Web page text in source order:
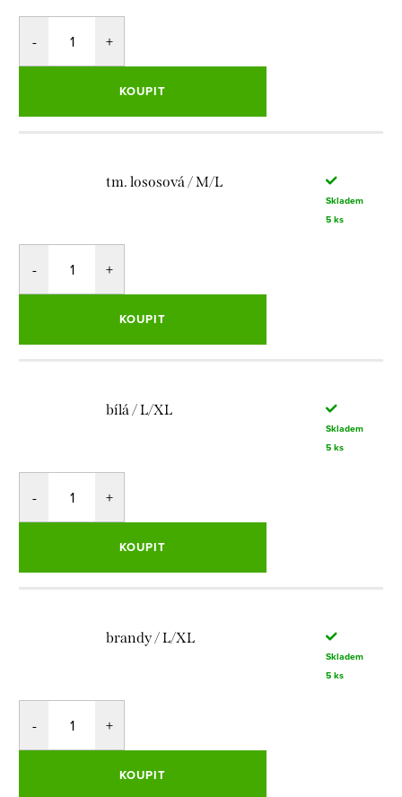
KOUPIT
tm. lososová / M/L
Skladem
5 ks
KOUPIT
bílá / L/XL
Skladem
5 ks
KOUPIT
brandy / L/XL
Skladem
5 ks
KOUPIT